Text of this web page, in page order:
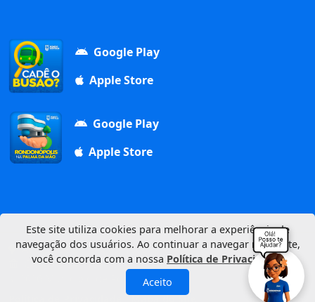
Google Play
Apple Store
Google Play
Apple Store
Av. Duque de Caxias, 1000, Vila Aurora, 78740-022
CNPJ: 03.347.101/0001-21
© 2026 Município de Rondonópolis
Mapa do Site
Este site utiliza cookies para melhorar a experiência de
navegação dos usuários. Ao continuar a navegar neste site,
você concorda com a nossa Política de Privacidade.
Aceito